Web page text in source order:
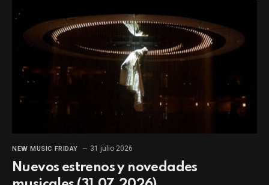
NEW MUSIC FRIDAY 31 julio 2026
Nuevos estrenos y novedades